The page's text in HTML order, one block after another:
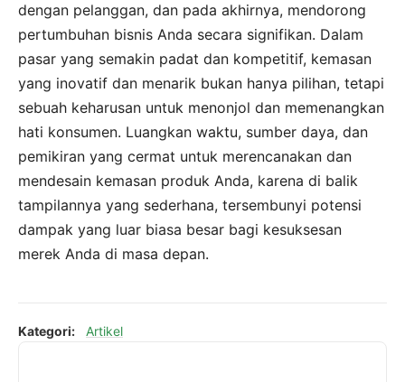
dengan pelanggan, dan pada akhirnya, mendorong
pertumbuhan bisnis Anda secara signifikan. Dalam
pasar yang semakin padat dan kompetitif, kemasan
yang inovatif dan menarik bukan hanya pilihan, tetapi
sebuah keharusan untuk menonjol dan memenangkan
hati konsumen. Luangkan waktu, sumber daya, dan
pemikiran yang cermat untuk merencanakan dan
mendesain kemasan produk Anda, karena di balik
tampilannya yang sederhana, tersembunyi potensi
dampak yang luar biasa besar bagi kesuksesan
merek Anda di masa depan.
Kategori: Artikel